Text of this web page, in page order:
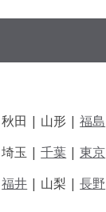
田 | 山形 |福島
埼玉 |千葉 |東京
福井 | 山梨 |長野